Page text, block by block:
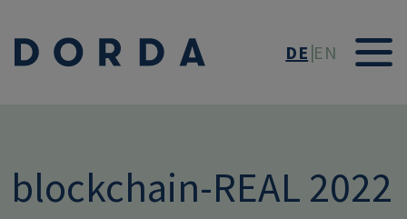
DE EN
blockchain-REAL 2022